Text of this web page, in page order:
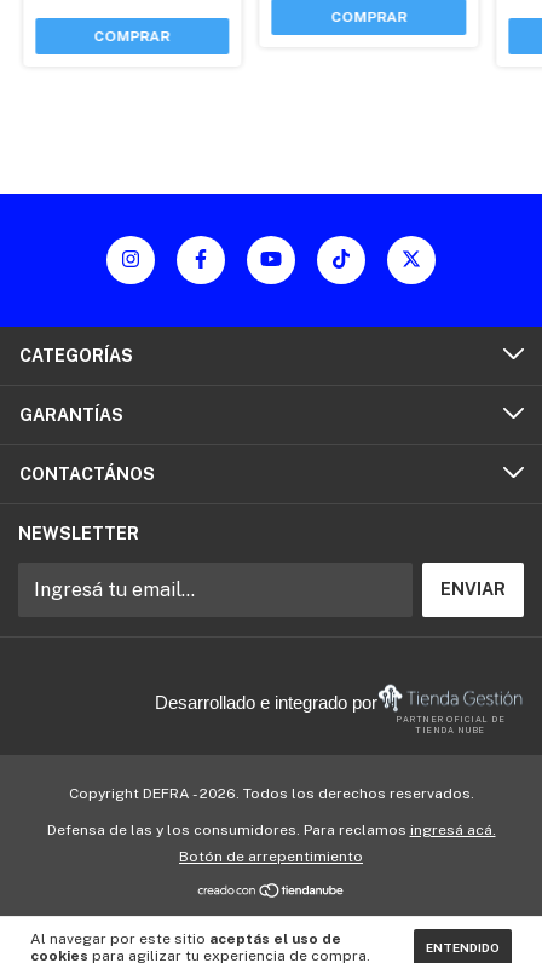
Al navegar por este sitio aceptás el uso de
cookies para agilizar tu experiencia de compra. ENTENDIDO
CATEGORÍAS
GARANTÍAS
CONTACTÁNOS
NEWSLETTER
Desarrollado e integrado por
PARTNER OFICIAL DE
TIENDA NUBE
Copyright DEFRA - 2026. Todos los derechos reservados.
Defensa de las y los consumidores. Para reclamos ingresá acá.
Botón de arrepentimiento